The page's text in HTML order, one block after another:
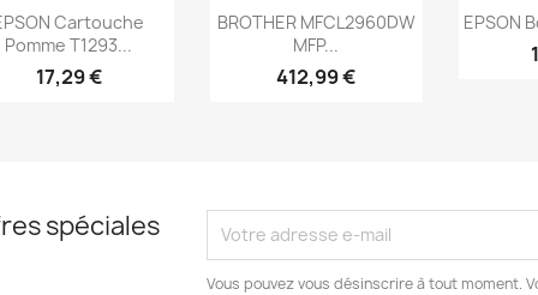
Aperçu rapide
Cartouche
Pomme T1293...
17,29 €
Aperçu rapide
BROTHER MFCL2960DW
MFP...
412,99 €

EPSON
spéciales
Vous pouvez vous désinscrire à tout moment.